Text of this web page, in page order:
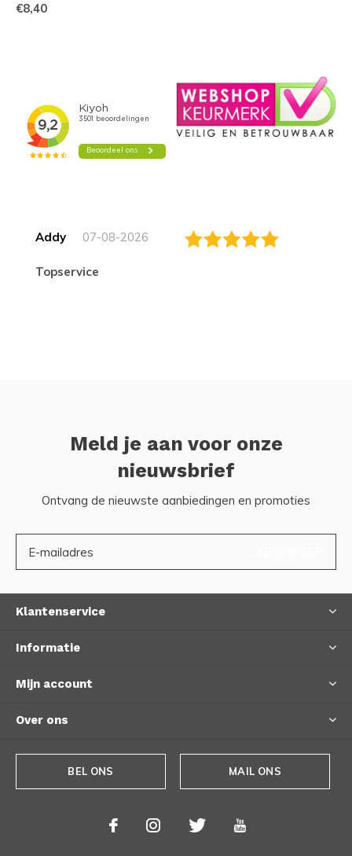
€8,40
Addy 07-08-2026
topservice
Meld je aan voor onze
nieuwsbrief
Ontvang de nieuwste aanbiedingen en promoties
Klantenservice
Informatie
Mijn account
Over ons
BEL ONS MAIL ONS